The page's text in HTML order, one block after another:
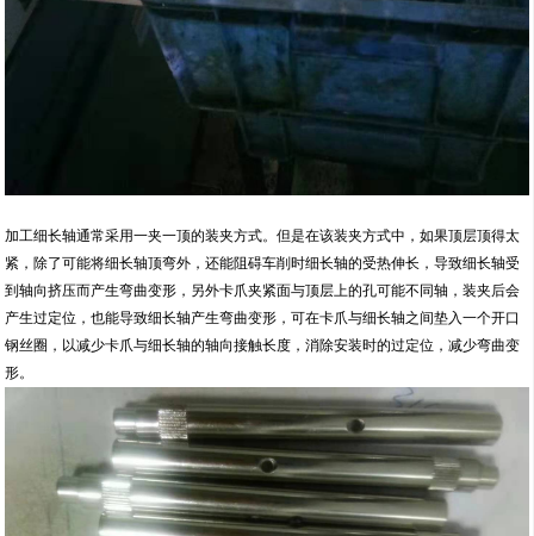
加工细长轴通常采用一夹一顶的装夹方式。但是在该装夹方式中，如果顶层顶得太
紧，除了可能将细长轴顶弯外，还能阻碍车削时细长轴的受热伸长，导致细长轴受
到轴向挤压而产生弯曲变形，另外卡爪夹紧面与顶层上的孔可能不同轴，装夹后会
产生过定位，也能导致细长轴产生弯曲变形，可在卡爪与细长轴之间垫入一个开口
钢丝圈，以减少卡爪与细长轴的轴向接触长度，消除安装时的过定位，减少弯曲变
形。